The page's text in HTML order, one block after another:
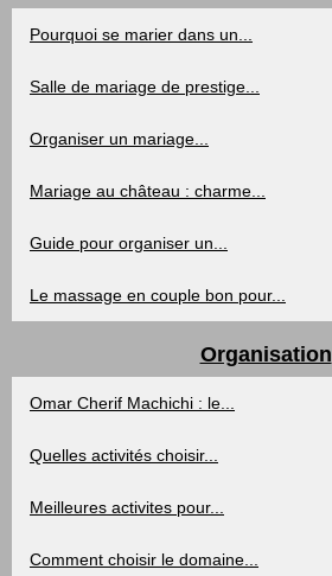
Pourquoi se marier dans un...
Salle de mariage de prestige...
Organiser un mariage...
Mariage au château : charme...
Guide pour organiser un...
Le massage en couple bon pour...
Organisation
Omar Cherif Machichi : le...
Quelles activités choisir...
Meilleures activites pour...
Comment choisir le domaine...